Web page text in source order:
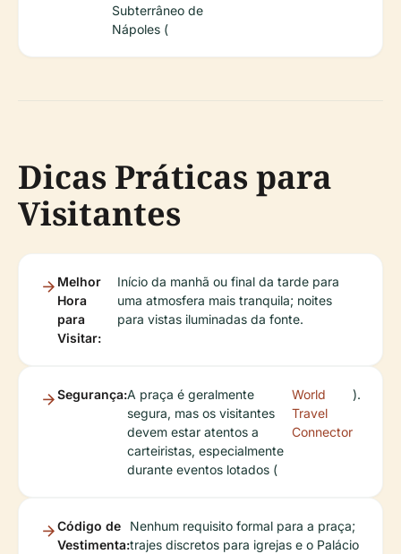
Subterrâneo de
Nápoles (
Dicas Práticas para
Visitantes
Melhor
Hora
para
Visitar:
Início da manhã ou final da tarde para
uma atmosfera mais tranquila; noites
para vistas iluminadas da fonte.
Segurança:A praça é geralmente
segura, mas os visitantes
devem estar atentos a
carteiristas, especialmente
durante eventos lotados (
World
Travel
Connector
).
Código de
Vestimenta:
Nenhum requisito formal para a praça;
trajes discretos para igrejas e o Palácio